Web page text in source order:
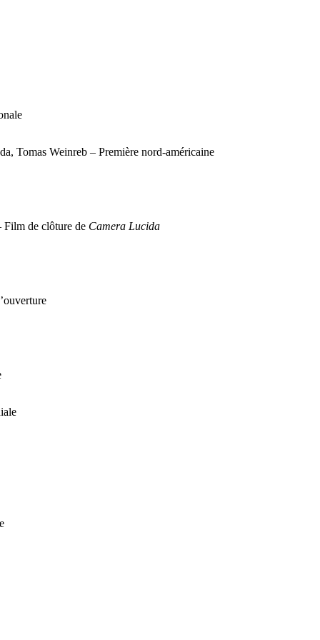
Tomas Weinreb – Première nord-américaine
Film de clôture de Camera Lucida